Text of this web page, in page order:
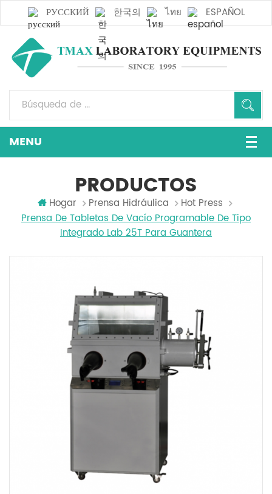
РУССКИЙ 한국의 ไทย ESPAÑOL
PRODUCTOS
Hogar Prensa Hidráulica
Hot Press
Prensa De Tabletas De Vacío Programable De Tipo
Integrado Lab 25T Para Guantera